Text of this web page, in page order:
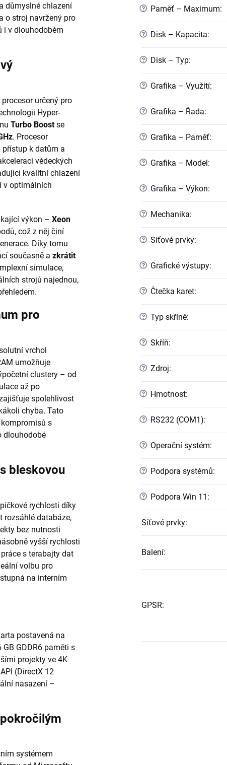
důmyslné chlazení
o stroj navržený pro
i v dlouhodobém
určený pro
Hyper-
Turbo Boostse
. Procesor
přístup k datům a
vědeckých
kvalitní chlazení
v optimálních
výkon – Xeon
což z něj činí
Díky tomu
současně a zkrátit
simulace,
strojů najednou,
pro
vrchol
umožňuje
clustery – od
až po
spolehlivost
chyba. Tato
s
dlouhodobé
bleskovou
rychlosti díky
rozsáhlé databáze,
bez nutnosti
vyšší rychlosti
s terabajty dat
volbu pro
na interním
postavená na
GDDR6 paměti s
projekty ve 4K
(DirectX 12
nasazení –
systémem
? Paměť – Maximum:
? Disk – Kapacita:
? Disk – Typ:
? Grafika – Využití:
? Grafika – Řada:
? Grafika – Paměť:
? Grafika – Model :
? Grafika – Výkon:
? Mechanika:
? Síťové prvky:
? Grafické výstupy:
? Čtečka karet:
? Typ skříně:
? Skříň:
? Zdroj:
? Hmotnost:
? RS232 (COM1):
? Operační systém:
? Podpora systémů:
? Podpora Win 11 :
Síťové prvky:
Balení:
GPSR: